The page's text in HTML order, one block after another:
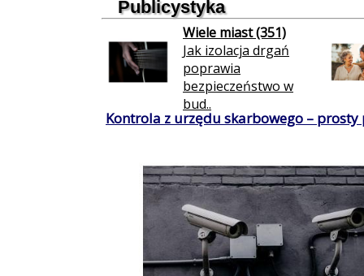
Publicystyka
Wiele miast (351)
Jak izolacja drgań
poprawia
bezpieczeństwo w
bud..
Kontrola z urzędu skarbowego –